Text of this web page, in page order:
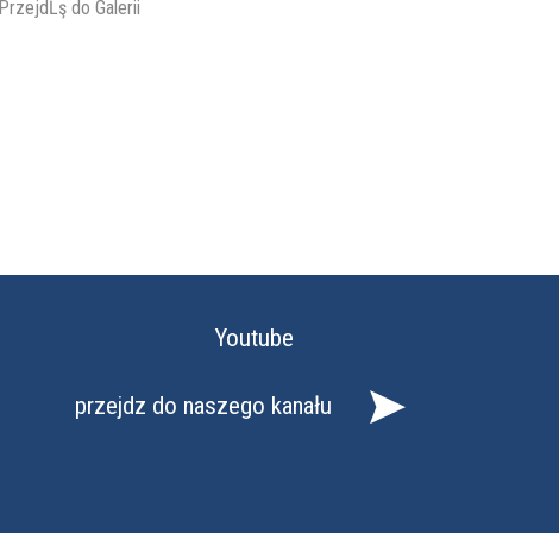
PrzejdĹş do Galerii
Youtube
przejdz do naszego kanału